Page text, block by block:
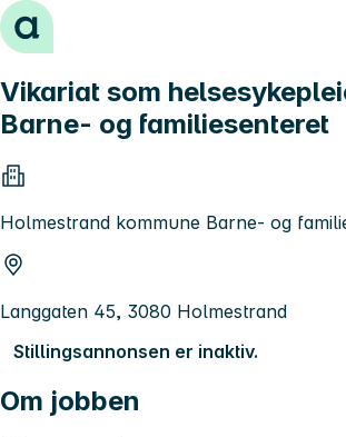
Hopp til innhold
Vikariat som
Barne- og familiesenteret
Holmestrand kommune Barne- og
Langgaten 45, 3080 Holmestrand
Stillingsannonsen er inaktiv.
Om jobben